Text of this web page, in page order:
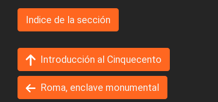
Indice de la sección
Introducción al Cinquecento
Roma, enclave monumental